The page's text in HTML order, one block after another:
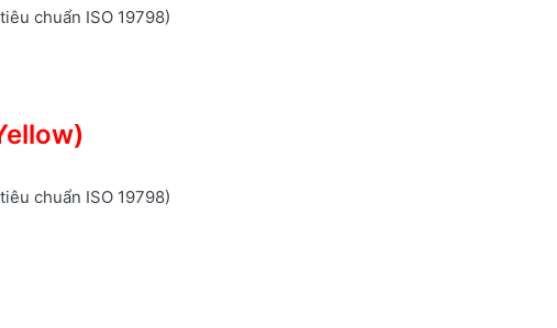
chuẩn ISO 19798)
chuẩn ISO 19798)